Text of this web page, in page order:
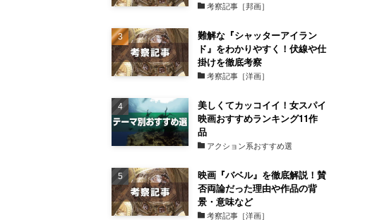
考察記事［邦画］
難解な『シャッターアイラン
ド』をわかりやすく！伏線や仕
掛けを徹底考察
考察記事［洋画］
美しくてカッコイイ！女スパイ
映画おすすめランキング11作
品
アクション系おすすめ選
映画『バベル』を徹底解説！賛
否両論だった理由や作品の背
景・意味など
考察記事［洋画］